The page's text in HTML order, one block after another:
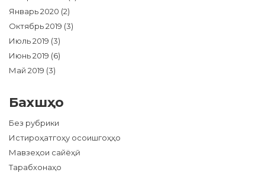
Январь 2020 (2)
Октябрь 2019 (3)
Июль 2019 (3)
Июнь 2019 (6)
Май 2019 (3)
Бахшҳо
Без рубрики
Истироҳатгоҳу осоишгоҳҳо
Мавзеҳои сайёҳӣ
Тарабхонаҳо